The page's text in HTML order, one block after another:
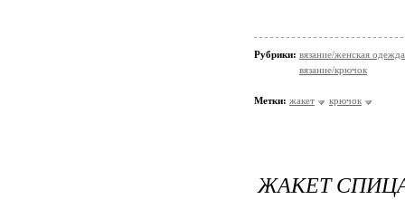
Рубрики: вязание/женская одежда
вязание/крючок
Метки: жакет крючок
ЖАКЕТ